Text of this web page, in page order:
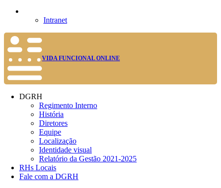
Intranet
VIDA FUNCIONAL ONLINE
DGRH
Regimento Interno
História
Diretores
Equipe
Localização
Identidade visual
Relatório da Gestão 2021-2025
RHs Locais
Fale com a DGRH